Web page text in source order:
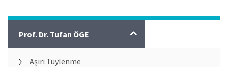
Kadın Hastalıkları
Prof. Dr. Tufan ÖGE
Aşırı Tüylenme